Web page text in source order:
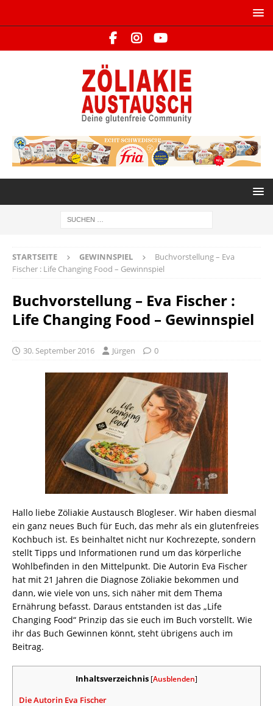
STARTSEITE GEWINNSPIEL
Buchvorstellung – Eva
Fischer : Life Changing Food – Gewinnspiel
Buchvorstellung – Eva Fischer :
Life Changing Food – Gewinnspiel
30. September 2016 Jürgen 0
Hallo liebe Zöliakie Austausch Blogleser. Wir haben diesmal
ein ganz neues Buch für Euch, das mehr als ein glutenfreies
Kochbuch ist. Es beinhaltet nicht nur Kochrezepte, sondern
stellt Tipps und Informationen rund um das körperliche
Wohlbefinden in den Mittelpunkt. Die Autorin Eva Fischer
hat mit 21 Jahren die Diagnose Zöliakie bekommen und
dann, wie viele von uns, sich näher mit dem Thema
Ernährung befasst. Daraus entstanden ist das „Life
Changing Food“ Prinzip das sie euch im Buch vorstellt. Wie
ihr das Buch Gewinnen könnt, steht übrigens auch im
Beitrag.
Inhaltsverzeichnis [Ausblenden]
Die Autorin Eva Fischer